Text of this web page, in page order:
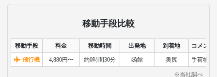
移動手段比較
移動手段 料金 移動時間 出発地 到着地 コメント
飛行機 4,880円〜 約0時間30分 函館 奥尻 手荷物検
※当社調べ